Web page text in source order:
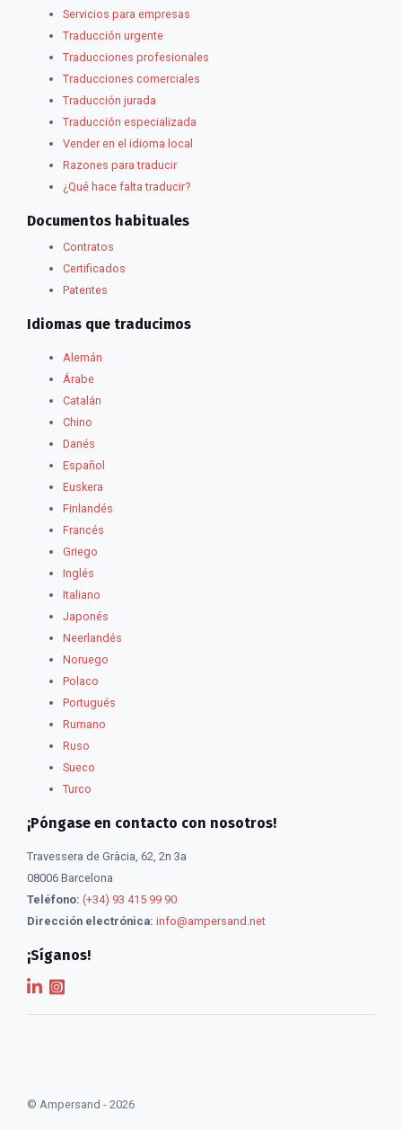
Servicios para empresas
Traducción urgente
Traducciones profesionales
Traducciones comerciales
Traducción jurada
Traducción especializada
Vender en el idioma local
Razones para traducir
¿Qué hace falta traducir?
Documentos habituales
Contratos
Certificados
Patentes
Idiomas que traducimos
Alemán
Árabe
Catalán
Chino
Danés
Español
Euskera
Finlandés
Francés
Griego
Inglés
Italiano
Japonés
Neerlandés
Noruego
Polaco
Portugués
Rumano
Ruso
Sueco
Turco
¡Póngase en contacto con nosotros!
Travessera de Gràcia, 62, 2n 3a
08006 Barcelona
Teléfono: (+34) 93 415 99 90
Dirección electrónica: info@ampersand.net
¡Síganos!
© Ampersand - 2026